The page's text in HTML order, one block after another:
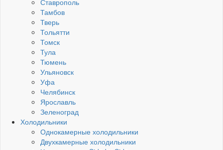
Ставрополь
Тамбов
Тверь
Тольятти
Томск
Тула
Тюмень
Ульяновск
Уфа
Челябинск
Ярославль
Зеленоград
Холодильники
Однокамерные холодильники
Двухкамерные холодильники